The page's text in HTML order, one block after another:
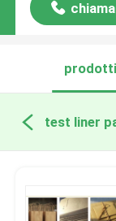
prodotti
test liner